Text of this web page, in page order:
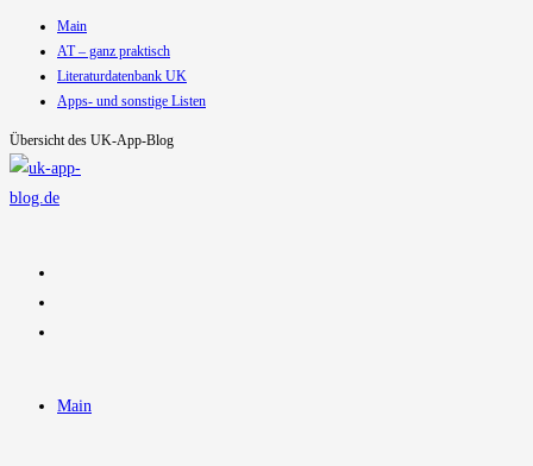
Inhalt
springen
Main
AT – ganz praktisch
Literaturdatenbank UK
Apps- und sonstige Listen
Übersicht des UK-App-Blog
Main